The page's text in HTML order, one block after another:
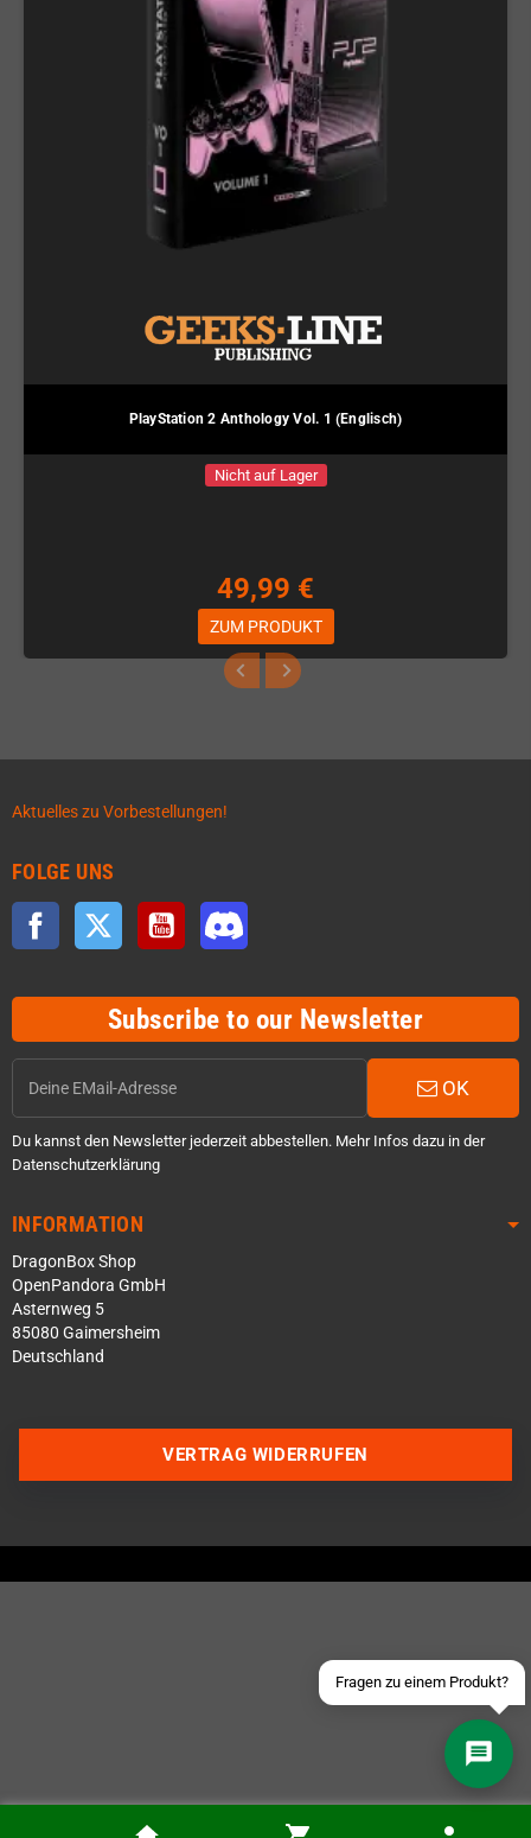
PlayStation 2 Anthology Vol. 1 (Englisch)
Nicht auf Lager
49,99 €
ZUM PRODUKT
Aktuelles zu Vorbestellungen!
FOLGE UNS
Facebook Twitter YouTube
Subscribe to our Newsletter
OK
Du kannst den Newsletter jederzeit abbestellen. Mehr Infos dazu in der
Datenschutzerklärung
INFORMATION
DragonBox Shop
OpenPandora GmbH
Asternweg 5
85080 Gaimersheim
Deutschland
Fragen zu einem Produkt?
Über WhatsApp schreiben
Schick uns eine eMail
VERTRAG WIDERRUFEN